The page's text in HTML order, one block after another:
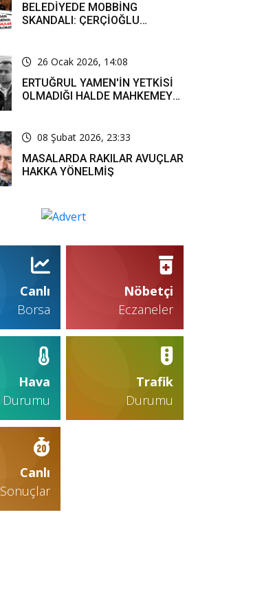
BELEDİYEDE MOBBİNG
SKANDALI: ÇERÇİOĞLU
26 Ocak 2026, 14:08
ERTUĞRUL YAMEN'İN YETKİSİ
OLMADIĞI HALDE MAHKEMEYE
08 Şubat 2026, 23:33
MASALARDA RAKILAR AVUÇLAR
HAKKA YÖNELMİŞ
Canlı
Borsa
Nöbetçi
Eczaneler
Hava
Durumu
Trafik
Durumu
Canlı
Sonuçlar